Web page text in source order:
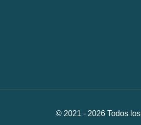
© 2021 - 2026 Todos